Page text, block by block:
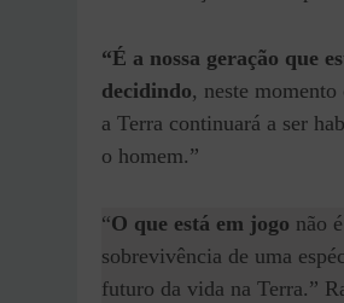
“É a nossa geração que
decidindo, neste momento
a Terra continuará a ser
o homem.”
“O que está em jogo não
sobrevivência de uma
futuro da vida na Terra.”